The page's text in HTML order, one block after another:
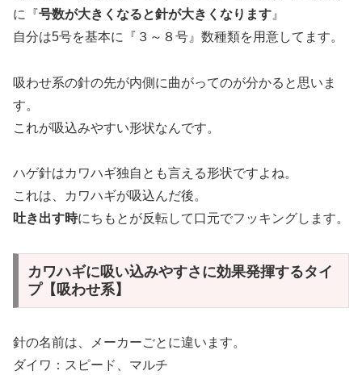
に『号数が大きくなると針が大きくなります』
自分は5号を基本に『３～８号』数種類を用意してます。
吸わせ系の針の先が内側に曲がってのが分かると思いま
す。
これが吸込みやすい形状なんです。
ハゲ針はカワハギ独自とも言える形状ですよね。
これは、カワハギが吸込んだ後。
吐き出す時にちもとが反転して口元でフッキングします。
カワハギに吸い込みやすさに効果発揮するタイ
プ【吸わせ系】
針の名前は、メーカーごとに違います。
ダイワ：スピード、マルチ